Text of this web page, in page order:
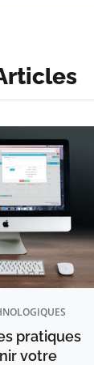
pratiques
votre